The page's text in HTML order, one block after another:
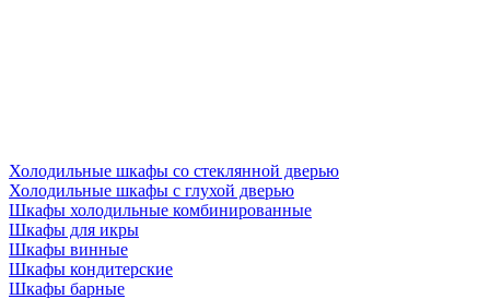
Холодильные шкафы со стеклянной дверью
Холодильные шкафы с глухой дверью
Шкафы холодильные комбинированные
Шкафы для икры
Шкафы винные
Шкафы кондитерские
Шкафы барные